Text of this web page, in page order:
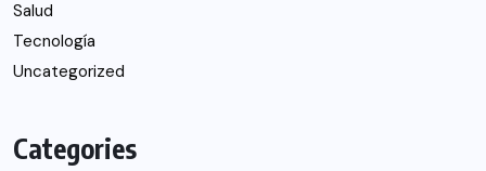
Salud
Tecnología
Uncategorized
Categories